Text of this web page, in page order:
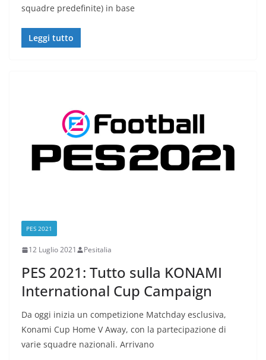
squadre predefinite) in base
Leggi tutto
PES 2021
12 Luglio 2021 Pesitalia
PES 2021: Tutto sulla KONAMI
International Cup Campaign
Da oggi inizia un competizione Matchday esclusiva,
Konami Cup Home V Away, con la partecipazione di
varie squadre nazionali. Arrivano